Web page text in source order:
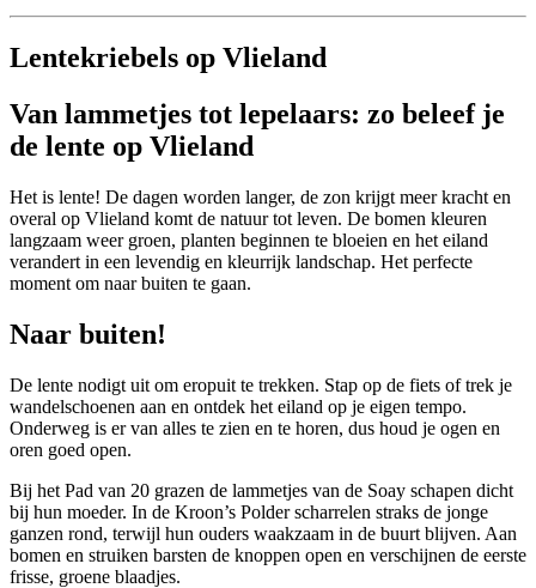
Lentekriebels op Vlieland
Van lammetjes tot lepelaars: zo beleef je
de lente op Vlieland
Het is lente! De dagen worden langer, de zon krijgt meer kracht en
overal op Vlieland komt de natuur tot leven. De bomen kleuren
langzaam weer groen, planten beginnen te bloeien en het eiland
verandert in een levendig en kleurrijk landschap. Het perfecte
moment om naar buiten te gaan.
Naar buiten!
De lente nodigt uit om eropuit te trekken. Stap op de fiets of trek je
wandelschoenen aan en ontdek het eiland op je eigen tempo.
Onderweg is er van alles te zien en te horen, dus houd je ogen en
oren goed open.
Bij het Pad van 20 grazen de lammetjes van de Soay schapen dicht
bij hun moeder. In de Kroon’s Polder scharrelen straks de jonge
ganzen rond, terwijl hun ouders waakzaam in de buurt blijven. Aan
bomen en struiken barsten de knoppen open en verschijnen de eerste
frisse, groene blaadjes.